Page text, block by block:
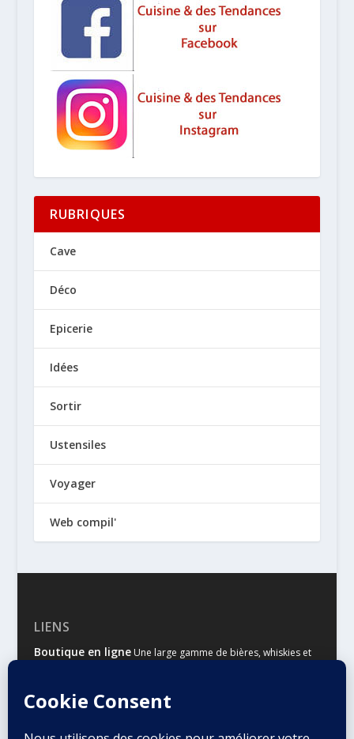
RUBRIQUES
Cave
Déco
Epicerie
Idées
Sortir
Ustensiles
Voyager
Web compil'
LIENS
Boutique en ligneUne large gamme de bières, whiskies et
Malts & HoublonsLe site d’information des amateurs de